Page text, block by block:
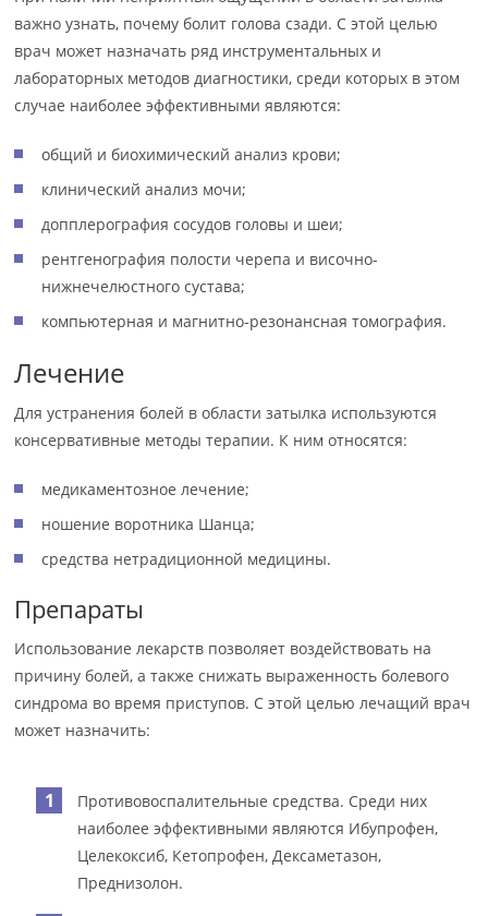
важно узнать, почему болит голова сзади. С этой целью
врач может назначать ряд инструментальных и
лабораторных методов диагностики, среди которых в этом
случае наиболее эффективными являются:
общий и биохимический анализ крови;
клинический анализ мочи;
допплерография сосудов головы и шеи;
рентгенография полости черепа и височно-
нижнечелюстного сустава;
компьютерная и магнитно-резонансная томография.
Лечение
Для устранения болей в области затылка используются
консервативные методы терапии. К ним относятся:
медикаментозное лечение;
ношение воротника Шанца;
средства нетрадиционной медицины.
Препараты
Использование лекарств позволяет воздействовать на
причину болей, а также снижать выраженность болевого
синдрома во время приступов. С этой целью лечащий врач
может назначить:
Противовоспалительные средства. Среди них
наиболее эффективными являются Ибупрофен,
Целекоксиб, Кетопрофен, Дексаметазон,
Преднизолон.